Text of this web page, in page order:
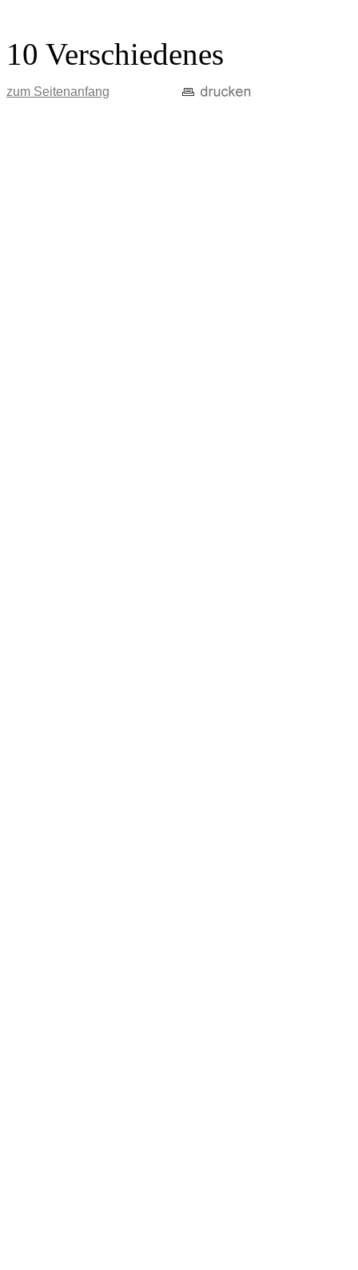
10 Verschiedenes
zum Seitenanfang